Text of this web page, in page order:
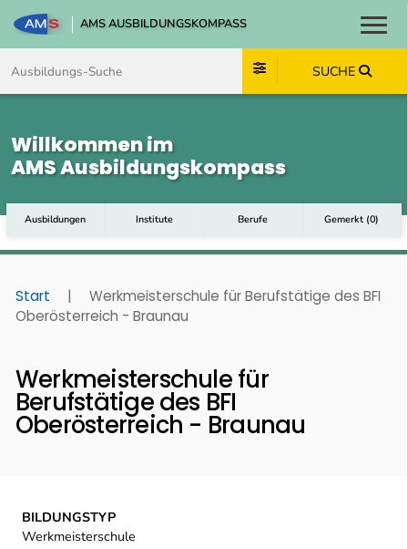
AMS AUSBILDUNGSKOMPASS
SUCHE
Willkommen im
AMS Ausbildungskompass
Ausbildungen Institute Berufe Gemerkt (0)
Start |
Werkmeisterschule für Berufstätige des BFI
Oberösterreich - Braunau
Werkmeisterschule für
Berufstätige des BFI
Oberösterreich - Braunau
BILDUNGSTYP
Werkmeisterschule